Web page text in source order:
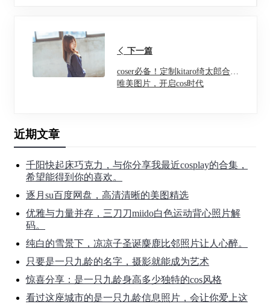
下一篇
coser必备！定制kitaro绮太郎合集
唯美图片，开启cos时代
近期文章
千阳快起床巧克力，与你分享我最近cosplay的合集，
希望能得到你的喜欢。
逐月su百度网盘，高清清晰的美图精选
优雅与力量并存，三刀刀miido白色运动背心照片解
码。
纯白的雪景下，凉凉子圣诞麋鹿比邻照片让人心醉。
只要是一只九龄的名字，摄影就能成为艺术
惊喜分享：是一只九龄身高多少独特的cos风格
看过这座城市的是一只九龄信息照片，会让你爱上这